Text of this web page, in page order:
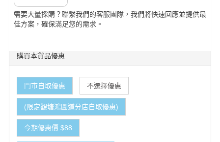
需要大量採購？聯繫我們的客服團隊，我們將快速回應並提供最
佳方案，確保滿足您的需求。
購買本貨品優惠
門市自取優惠 不選擇優惠
(限定觀塘鴻圖道分店自取優惠)
今期優惠價 $88